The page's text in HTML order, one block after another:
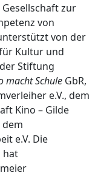
zur
von
von der
Kultur und
Stiftung
macht Schule GbR,
e.V., dem
Kino – Gilde
e.V. Die
hat